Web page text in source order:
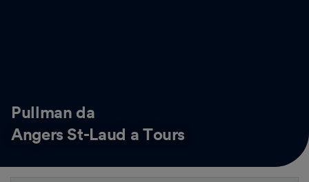
Pullman da
Angers St-Laud a Tours